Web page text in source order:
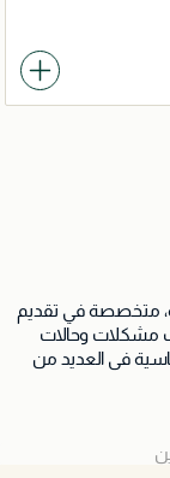
متخصصة في تقديم
مشكلات وحالات
في العديد من
الماء بين خلايا
المخصصة للأشخاص